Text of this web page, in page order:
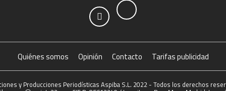
Quiénes somos Opinión Contacto Tarifas publicidad
y Producciones Periodísticas Aspiba S.L. 2022 - Todos los derechos